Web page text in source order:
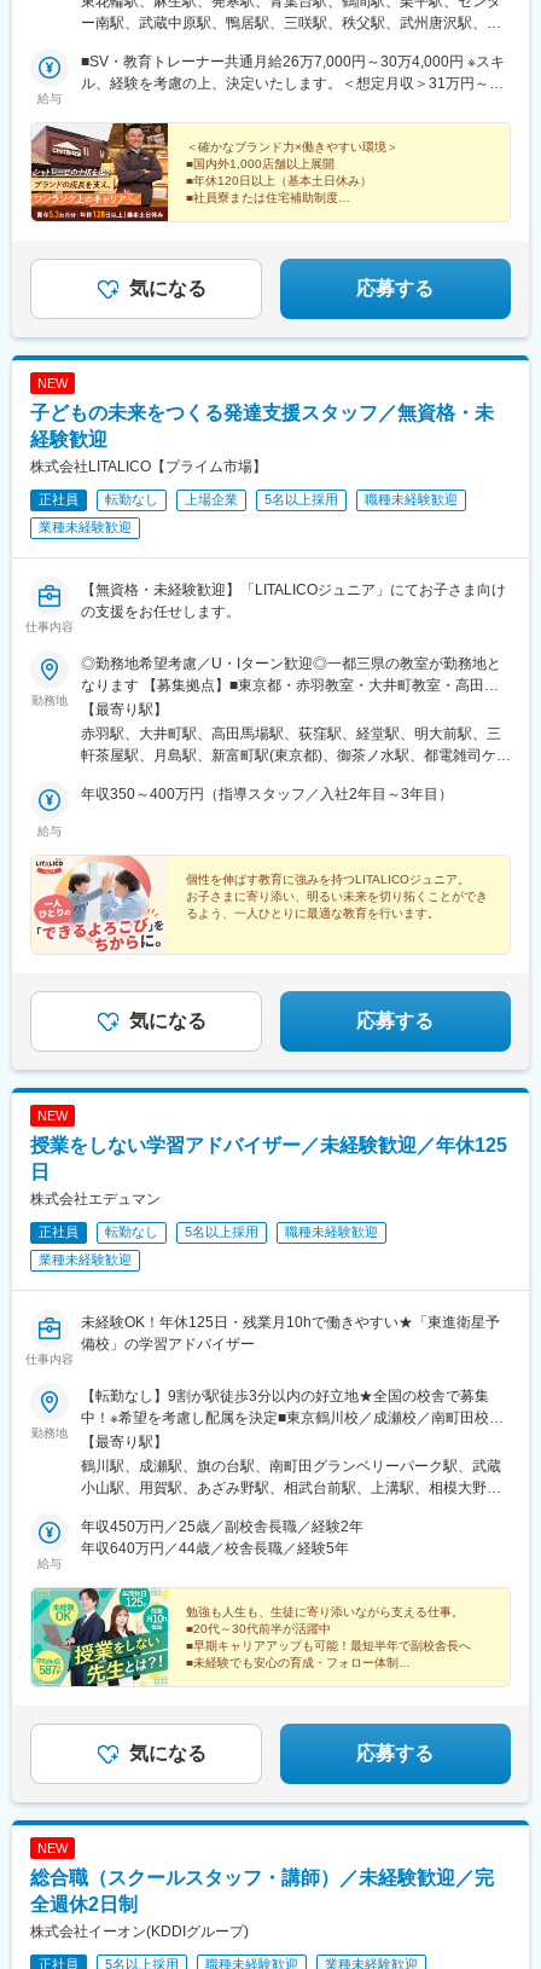
駅、神戸駅(兵庫県)、加古川駅、恵比寿駅、御徒町駅、八王子駅、
山陽姫路駅、月島駅、立町駅、岡山駅、秋葉原駅、皆実町二丁目
駅、後楽園駅、ひばりケ丘駅(東京都)、倉敷駅、道場南口駅、仙川
駅、上大岡駅、練馬駅、成田駅、七道駅、鳩ケ谷駅、東札幌駅、
都電雑司ケ谷駅、神泉駅、住吉駅(東京都)、亀戸水神駅、京橋駅
(東京都)、曙橋駅、鮫洲駅、府中競馬正門前駅、牛込神楽坂駅、京
急蒲田駅、新御茶ノ水駅、越中島駅、国際展示場駅、淡路町駅、
六本木一丁目駅、乃木坂駅、井の頭公園駅、銀座駅、西武新宿
駅、三越前駅、新高円寺駅、落合駅(東京都)、虎ノ門駅、半蔵門
駅、糸貫駅、近鉄名古屋駅、栄町駅(愛知県)、西高蔵駅、矢田駅
(愛知県)、木曽川駅、東海通駅、新豊橋駅、京都駅、祇園四条駅、
鞍馬口駅、北新地駅、谷町九丁目駅、日本橋駅(大阪府)、天王寺駅
前駅、梅田駅(地下鉄)、今福鶴見駅、四ツ橋駅、大阪ビジネスパー
ク駅、肥後橋駅、千里中央駅(大阪モノレール)、桜ノ宮駅、岡本駅
街道駅、平和通駅、元田中駅、奥沢駅、松原駅(東京都)、西太子堂
駅、代官山駅、池ノ上駅、新丸子駅、花隈駅、芦花公園駅、元町
駅(兵庫県)、神戸三宮駅(阪神)、ハーバーランド駅、上野広小路
駅、京王八王子駅、姫路駅、勝どき駅、八丁堀駅(広島県)、岡山駅
前駅、岩本町駅、皆実町六丁目駅、春日駅(東京都)、倉敷市駅、豊
島園駅(都営線)、大和川駅、バスセンター前駅、永田町駅、学習院
下駅、東池袋駅、新富町駅(東京都)、新宿御苑前駅、府中本町駅、
神楽坂駅、蓮沼駅、小川町駅(東京都)、有明駅(東京都)、銀座一丁
目駅、神谷町駅、新宿駅、大崎駅、巣鴨新田駅、高津駅(神奈川
県)、高島町駅、馬車道駅、大曽根駅、駅前駅、九条駅(京都府)、
烏丸駅、天王寺駅、大阪城北詰駅、大江橋駅、松屋町駅、住吉駅
(阪急・神戸高速)、三宮駅(神戸新交通)、高速神戸駅、上野御徒町
駅、胡町駅、西川緑道公園駅、末広町駅(東京都)、御幸橋駅、水道
橋駅、豊島園駅(西武線)、高須神社駅
・近畿 ・兵庫中四国 ・九州※全国転勤が発生するポジションです※
店舗がないエリアの研修は近隣エリア店舗で実施頂きます※車での
移動がメインとなります（運転免許／経験必須）■教育トレーナー
（月4～5回）受動喫煙対策：分煙
ー南駅、武蔵中原駅、鴨居駅、三咲駅、秩父駅、武州唐沢駅、和
駅、恵比寿駅、代々木公園駅、新宿御苑前駅、阿佐ケ谷駅、京成
曳舟駅、築地市場駅、永田町駅、池袋駅、白金台駅、乃木坂駅、
山駅(福岡県)、赤間駅、小淵沢駅、竜王駅、石和温泉駅、甲府駅、
国母駅、酒折駅、波高島駅、新琴似駅、センター北駅、二和向台
駅、毛呂駅、西高島平駅、代官山駅、代々木八幡駅、四谷三丁目
駅、新宿三丁目駅、南阿佐ケ谷駅、曳舟駅、東銀座駅、赤坂見附
駅、東池袋駅、白金高輪駅、九品仏駅、高島平駅、千駄ケ谷駅、
給与
■SV・教育トレーナー共通月給26万7,000円～30万4,000円 ※スキ
ル、経験を考慮の上、決定いたします。＜想定月収＞31万円～44
＜確かなブランド力×働きやすい環境＞
■国内外1,000店舗以上展開
■年休120日以上（基本土日休み）
■社員寮または住宅補助制度
経営視点やマネジメント力を磨きながら、長くキャリア
を築いていける環境です。
気になる 応募する
NEW
子どもの未来をつくる発達支援スタッフ／無資格・未
経験歓迎
株式会社LITALICO【プライム市場】
正社員 転勤なし 上場企業 5名以上採用
職種未経験歓迎
業種未経験歓迎
仕事内容
【無資格・未経験歓迎】「LITALICOジュニア」にてお子さま向け
の支援をお任せします。
勤務地
◎勤務地希望考慮／U・Iターン歓迎◎一都三県の教室が勤務地と
なります 【募集拠点】■東京都・赤羽教室・大井町教室・高田馬
場教室・荻窪教室・経堂教室・明大前教室・三軒茶屋教室・立川
教室・月島教室・東銀座教室・お茶の水教室・池袋東口教室・巣
鴨教室・池袋教室・石神井公園西口教室・町田教室・吉祥寺教
室・藤沢教室・横浜教室・センター南教室・横浜桜木町教室■埼玉
す。
【最寄り駅】
赤羽駅、大井町駅、高田馬場駅、荻窪駅、経堂駅、明大前駅、三
軒茶屋駅、月島駅、新富町駅(東京都)、御茶ノ水駅、都電雑司ケ谷
駅、吉祥寺駅、京急川崎駅、武蔵小杉駅、溝の口駅、藤沢駅、横
西太子堂駅、築地駅、新御茶ノ水駅、東池袋駅、大塚駅前駅、代
官山駅、立川駅、井の頭公園駅、川崎駅、新丸子駅、武蔵溝ノ口
駅、石上駅、神奈川駅、関内駅、京成船橋駅、宝町駅(東京都)、淡
路町駅、東池袋四丁目駅、恵比寿駅、立川南駅、梶が谷駅、反町
駅、東海神駅
給与
年収350～400万円（指導スタッフ／入社2年目～3年目）
個性を伸ばす教育に強みを持つLITALICOジュニア。
お子さまに寄り添い、明るい未来を切り拓くことができ
るよう、一人ひとりに最適な教育を行います。
気になる 応募する
NEW
授業をしない学習アドバイザー／未経験歓迎／年休125
日
株式会社エデュマン
正社員 転勤なし 5名以上採用
職種未経験歓迎
業種未経験歓迎
仕事内容
未経験OK！年休125日・残業月10hで働きやすい★「東進衛星予
備校」の学習アドバイザー
勤務地
【転勤なし】9割が駅徒歩3分以内の好立地★全国の校舎で募集
中！※希望を考慮し配属を決定■東京鶴川校／成瀬校／南町田校／
用賀校／旗の台中原街道校／武蔵小山駅前校■神奈川上溝校／相模
大野校／相模原橋本校／渕野辺校／あざみ野校／東急日吉校／長
津田駅南口校／鷺沼校／宮崎台駅北口校／宮前平校／中央林間駅
清水駅前校／三島駅前校／静岡呉服町通り校■愛知一社校／杁中校
／植田校／御器所校／平針校／藤が丘駅南校／瑞穂新瑞橋校／本
河内松原駅前校■奈良橿原神宮前校／八木畝傍校／高の原駅前校／
高の原駅東口校／JR奈良駅前校／近鉄郡山駅前校／五位堂駅前校
■岡山岡山駅前第一セントラルビル校／倉敷駅前校／倉敷茶屋町校
■高知高知本町校／高知橋前校■福岡柳川校■熊本宇土駅前校／八
代松江通り校■佐賀鳥栖校／佐賀駅北口校※受動喫煙対策：屋内禁
【最寄り駅】
鶴川駅、成瀬駅、旗の台駅、南町田グランベリーパーク駅、武蔵
小山駅、用賀駅、あざみ野駅、相武台前駅、上溝駅、相模大野
長津田駅、淵野辺駅、宮崎台駅、宮前平駅、清水駅(静岡県)、沼津
駅、大岡駅(静岡県)、三島駅、静岡駅、一社駅、いりなか駅、植田
駅、藤が丘駅(愛知県)、新瑞橋駅、本山駅(愛知県)、八事駅、近鉄
八尾駅、河内松原駅、橿原神宮前駅、高の原駅、近鉄郡山駅、五
位堂駅、八木西口駅、奈良駅、岡山駅前駅、倉敷駅、茶屋町駅、
大橋通駅、高知橋駅、矢加部駅、宇土駅、八代駅、鳥栖駅、佐賀
駅、荏原町駅、西小山駅、新清水駅、三島広小路駅、新静岡駅、
敷市駅、堀詰駅、高知駅前駅、長原駅(東京都)、日吉町駅、妙音通
駅、大和八木駅、西川緑道公園駅、高知城前駅、高知駅
給与
年収450万円／25歳／副校舎長職／経験2年
年収640万円／44歳／校舎長職／経験5年
勉強も人生も、生徒に寄り添いながら支える仕事。
■20代～30代前半が活躍中
■早期キャリアアップも可能！最短半年で副校舎長へ
■未経験でも安心の育成・フォロー体制
気になる 応募する
NEW
総合職（スクールスタッフ・講師）／未経験歓迎／完
全週休2日制
株式会社イーオン(KDDIグループ)
正社員 5名以上採用 職種未経験歓迎 業種未経験歓迎